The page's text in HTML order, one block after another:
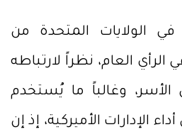
الولايات المتحدة من
الرأي العام، نظراً لارتباطه
الأسر، وغالباً ما يُستخدم
الإدارات الأميركية، إذ إن